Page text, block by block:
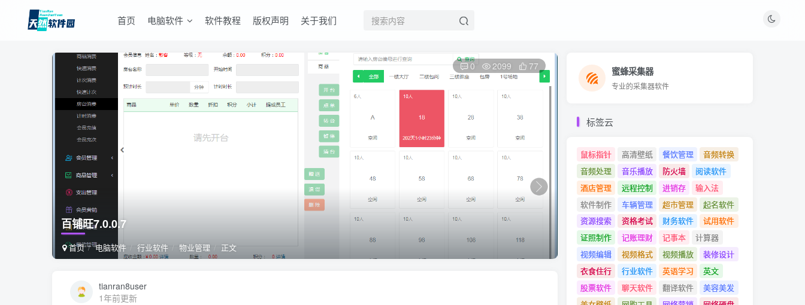
首页 电脑软件 软件教程 版权声明 关于我们
百铺旺7.0.0.7
首页 电脑软件 行业软件 物业管理 正文
0 2099 77
tianran8user
1年前更新
蜜蜂采集器
专业的采集器软件
蜜蜂采集器
专业的采集器软件
标签云
鼠标指针 高清壁纸 餐饮管理
音频转换
音频处理
音乐播放 防火墙
阅读软件
酒店管理
远程控制 进销存
输入法
软件制作
车辆管理 超市管理
起名软件
资源搜索
资格考试 财务软件
试用软件
证照制作
记账理财 记事本
计算器
视频编辑
视频格式 视频播放
装修设计
衣食住行
行业软件 英语学习
英文
股票软件
聊天软件 翻译软件
美容美发